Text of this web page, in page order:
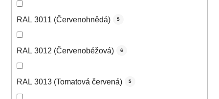
RAL 3011 (Červenohnědá) 5
RAL 3012 (Červenobéžová) 6
RAL 3013 (Tomatová červená) 5